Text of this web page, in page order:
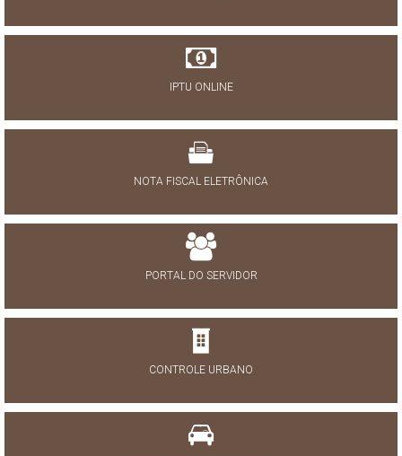
IPTU ONLINE
NOTA FISCAL ELETRÔNICA
PORTAL DO SERVIDOR
CONTROLE URBANO